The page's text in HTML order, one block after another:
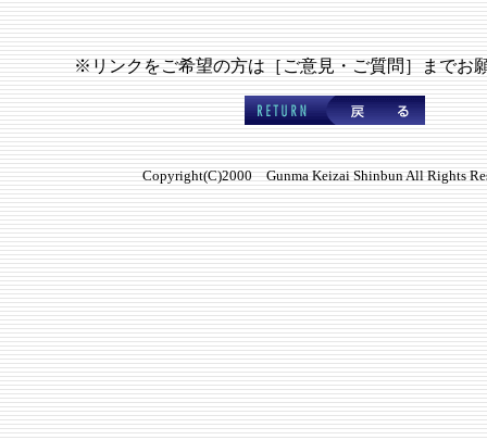
※リンクをご希望の方は［ご意見・ご質問］までお
Copyright(C)2000 Gunma Keizai Shinbun All Rights